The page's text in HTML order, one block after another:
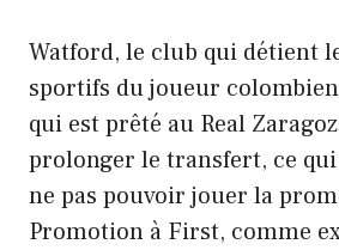
Watford, le club qui détient
sportifs du joueur
qui est prêté au Real
prolonger le transfert, ce
ne pas pouvoir jouer la
Promotion à First, comme